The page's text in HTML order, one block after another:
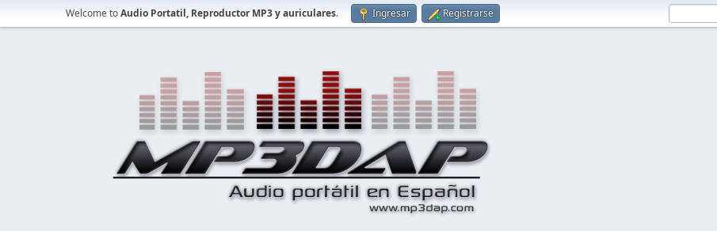
Welcome toAudio Portatil, Reproductor MP3 y auriculares. Ingresar Registrarse